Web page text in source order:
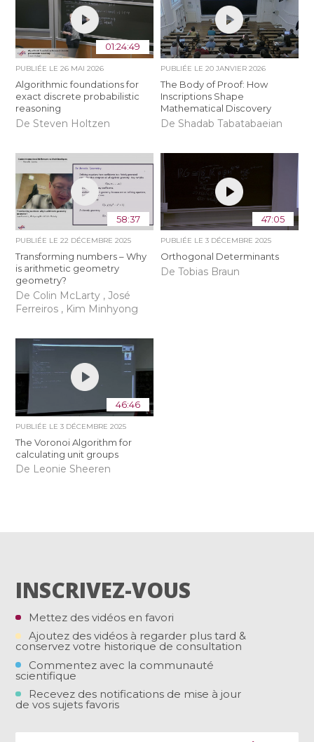
01:24:49
PUBLIÉE LE26 MAI 2026
Algorithmic foundations for
exact discrete probabilistic
reasoning
De Steven Holtzen
PUBLIÉE LE 20 JANVIER 2026
The Body of Proof: How
Inscriptions Shape
Mathematical Discovery
De Shadab Tabatabaeian
58:37
PUBLIÉE LE22 DÉCEMBRE 2025
Transforming numbers – Why
is arithmetic geometry
geometry?
De Colin McLarty , José
Ferreiros , Kim Minhyong
47:05
PUBLIÉE LE 3 DÉCEMBRE 2025
Orthogonal Determinants
De Tobias Braun
46:46
PUBLIÉE LE3 DÉCEMBRE 2025
The Voronoi Algorithm for
calculating unit groups
De Leonie Sheeren
INSCRIVEZ-VOUS
Mettez des vidéos en favori
Ajoutez des vidéos à regarder plus tard &
conservez votre historique de consultation
Commentez avec la communauté
scientifique
Recevez des notifications de mise à jour
de vos sujets favoris